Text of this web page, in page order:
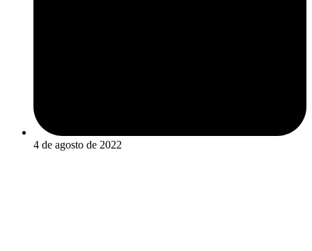
4 de agosto de 2022